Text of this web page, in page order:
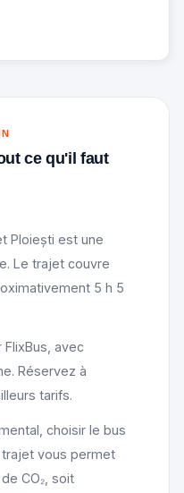
ce qu'il faut
Ploiești est une
Le trajet couvre
5 h 5
avec
Réservez à
tarifs.
choisir le bus
vous permet
CO₂, soit